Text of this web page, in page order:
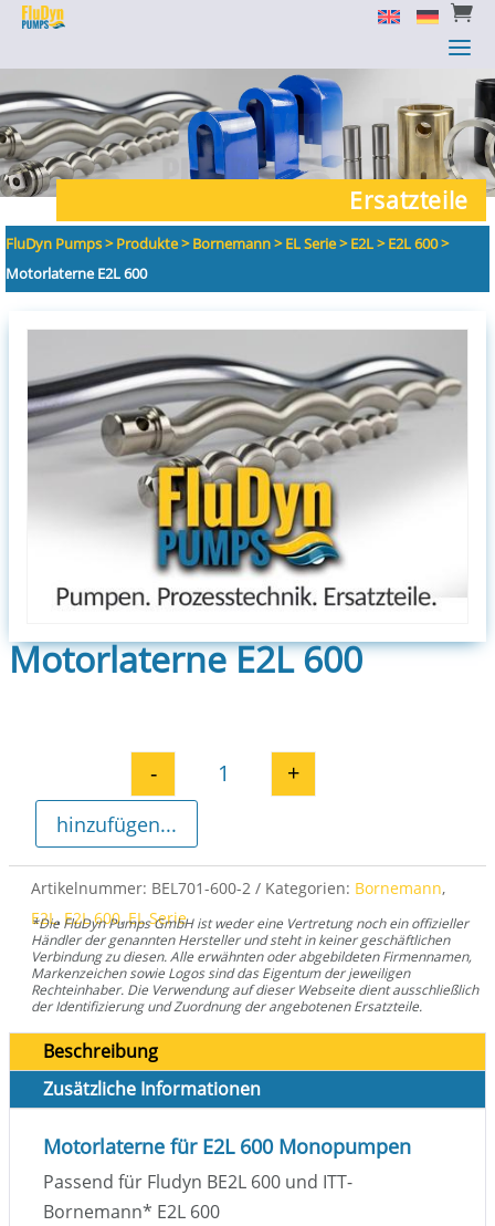

a

a
Ersatzteile
FluDyn Pumps>Produkte>Bornemann>EL Serie>E2L>E2L 600>
Motorlaterne E2L 600
Motorlaterne E2L 600
Motorlaterne E2L 600 Menge
- +
hinzufügen...
Artikelnummer: BEL701-600-2 Kategorien: Bornemann,
E2L, E2L 600,EL Serie
*Die FluDyn Pumps GmbH ist weder eine Vertretung noch ein offizieller
Händler der genannten Hersteller und steht in keiner geschäftlichen
Verbindung zu diesen. Alle erwähnten oder abgebildeten Firmennamen,
Markenzeichen sowie Logos sind das Eigentum der jeweiligen
Rechteinhaber. Die Verwendung auf dieser Webseite dient ausschließlich
der Identifizierung und Zuordnung der angebotenen Ersatzteile.
Beschreibung
Zusätzliche Informationen
Motorlaterne für E2L 600 Monopumpen
Passend für Fludyn BE2L 600 und ITT-
Bornemann* E2L 600